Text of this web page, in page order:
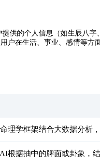
供的个人信息（如生辰八
户在生活、事业、感情等方
学框架结合大数据分析
根据抽中的牌面或卦象，